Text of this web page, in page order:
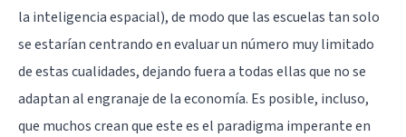
la inteligencia espacial), de modo que las escuelas tan solo
se estarían centrando en evaluar un número muy limitado
de estas cualidades, dejando fuera a todas ellas que no se
adaptan al engranaje de la economía. Es posible, incluso,
que muchos crean que este es el paradigma imperante en